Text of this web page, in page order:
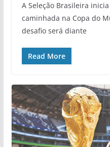
A Seleção Brasileira
caminhada na Copa do
desafio será diante
Read More